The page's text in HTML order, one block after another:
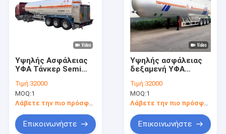
Υψηλής Ασφάλειας
ΥΦΑ Τάνκερ Semi
στην Αρίκα:
Σχεδιασμένο για την
ασφαλή και
μεταφορά
υγροποιημένου
Τιμή:32000
MOQ:1
Λάβετε την πιο πρόσφατη τιμή
Επικοινωνήστε
Υψηλής ασφάλειας
δεξαμενή ΥΦΑ
ασφαλή και
αποτελεσματική
μεταφορά
πετρελαϊκού αερίου
Τιμή:32000
MOQ:1
Επικοινωνήστε